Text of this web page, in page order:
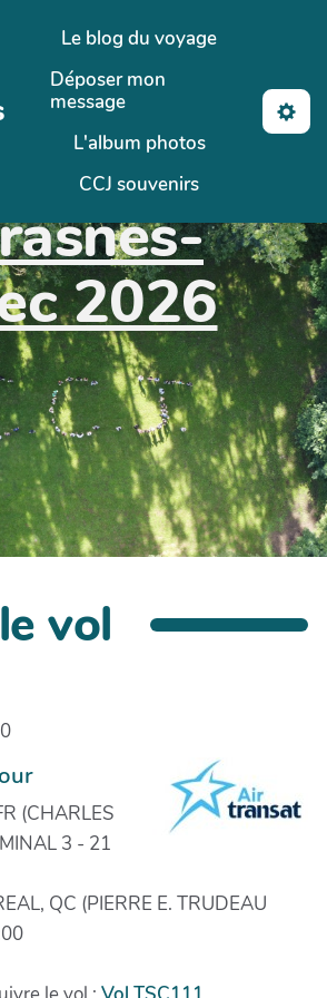
Le blog du voyage
Déposer mon
message
L'album photos
CCJ souvenirs
2026
vol
(CHARLES
3 - 21
QC (PIERRE E. TRUDEAU